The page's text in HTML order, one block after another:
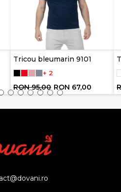
Tricou bleumarin 9101
+ 2
RON 95,00 RON 67,00